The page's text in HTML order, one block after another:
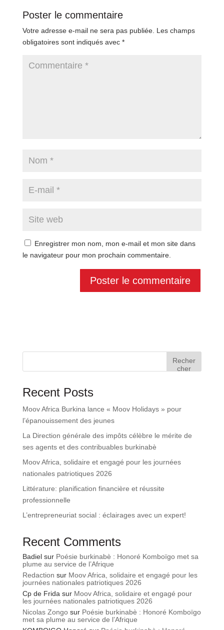
Poster le commentaire
Votre adresse e-mail ne sera pas publiée. Les champs
obligatoires sont indiqués avec *
Enregistrer mon nom, mon e-mail et mon site dans
le navigateur pour mon prochain commentaire.
Recher
cher
Recent Posts
Moov Africa Burkina lance « Moov Holidays » pour
l’épanouissement des jeunes
La Direction générale des impôts célèbre le mérite de
ses agents et des contribuables burkinabè
Moov Africa, solidaire et engagé pour les journées
nationales patriotiques 2026
Littérature: planification financière et réussite
professionnelle
L’entrepreneuriat social : éclairages avec un expert!
Recent Comments
Badielsur Poésie burkinabè : Honoré Komboïgo met sa
plume au service de l’Afrique
Redaction sur Moov Africa, solidaire et engagé pour les
journées nationales patriotiques 2026
Cp de Frida sur Moov Africa, solidaire et engagé pour
les journées nationales patriotiques 2026
Nicolas Zongosur Poésie burkinabè : Honoré Komboïgo
met sa plume au service de l’Afrique